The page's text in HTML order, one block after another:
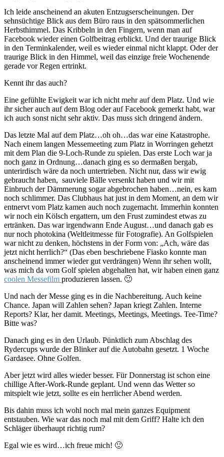
Ich leide anscheinend an akuten Entzugserscheinungen. Der
sehnsüchtige Blick aus dem Büro raus in den spätsommerlichen
Herbsthimmel. Das Kribbeln in den Fingern, wenn man auf
Facebook wieder einen Golfbeitrag erblickt. Und der traurige Blick
in den Terminkalender, weil es wieder einmal nicht klappt. Oder der
traurige Blick in den Himmel, weil das einzige freie Wochenende
gerade vor Regen ertrinkt.
Kennt ihr das auch?
Eine gefühlte Ewigkeit war ich nicht mehr auf dem Platz. Und wie
ihr sicher auch auf dem Blog oder auf Facebook gemerkt habt, war
ich auch sonst nicht sehr aktiv. Das muss sich dringend ändern.
Das letzte Mal auf dem Platz…oh oh…das war eine Katastrophe.
Nach einem langen Messemeeting zum Platz in Worringen gehetzt
mit dem Plan die 9-Loch-Runde zu spielen. Das erste Loch war ja
noch ganz in Ordnung…danach ging es so dermaßen bergab,
unterirdisch wäre da noch untertrieben. Nicht nur, dass wir ewig
gebraucht haben, sauviele Bälle versenkt haben und wir mit
Einbruch der Dämmerung sogar abgebrochen haben…nein, es kam
noch schlimmer. Das Clubhaus hat just in dem Moment, an dem wir
entnervt vom Platz kamen auch noch zugemacht. Immerhin konnten
wir noch ein Kölsch ergattern, um den Frust zumindest etwas zu
ertränken. Das war irgendwann Ende August…und danach gab es
nur noch photokina (Weltleitmesse für Fotografie). An Golfspielen
war nicht zu denken, höchstens in der Form von: „Ach, wäre das
jetzt nicht herrlich?“ (Das eben beschriebene Fiasko konnte man
anscheinend immer wieder gut verdrängen) Wenn ihr sehen wollt,
was mich da vom Golf spielen abgehalten hat, wir haben einen ganz
coolen Messefilm produzieren lassen. 🙂
Und nach der Messe ging es in die Nachbereitung. Auch keine
Chance. Japan will Zahlen sehen? Japan kriegt Zahlen. Interne
Reports? Klar, her damit. Meetings, Meetings, Meetings. Tee-Time?
Bitte was?
Danach ging es in den Urlaub. Pünktlich zum Abschlag des
Rydercups wurde der Blinker auf die Autobahn gesetzt. 1 Woche
Gardasee. Ohne Golfen.
Aber jetzt wird alles wieder besser. Für Donnerstag ist schon eine
chillige After-Work-Runde geplant. Und wenn das Wetter so
mitspielt wie jetzt, sollte es ein herrlicher Abend werden.
Bis dahin muss ich wohl noch mal mein ganzes Equipment
entstauben. Wie war das noch mal mit dem Griff? Halte ich den
Schläger überhaupt richtig rum?
Egal wie es wird…ich freue mich! 🙂